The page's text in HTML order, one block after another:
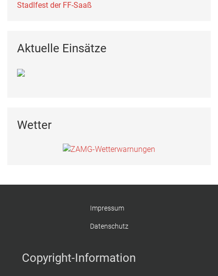
Stadlfest der FF-Saaß
Aktuelle Einsätze
Wetter
Impressum
Datenschutz
Copyright-Information